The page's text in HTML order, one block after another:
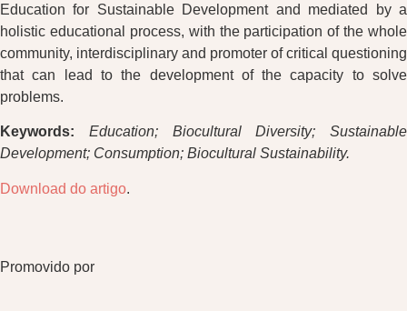
Education for Sustainable Development and mediated by a
holistic educational process, with the participation of the whole
community, interdisciplinary and promoter of critical questioning
that can lead to the development of the capacity to solve
problems.
Keywords: Education; Biocultural Diversity; Sustainable
Development; Consumption; Biocultural Sustainability.
Download do artigo.
Promovido por